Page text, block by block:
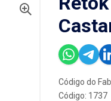
Código do
Código: 1737